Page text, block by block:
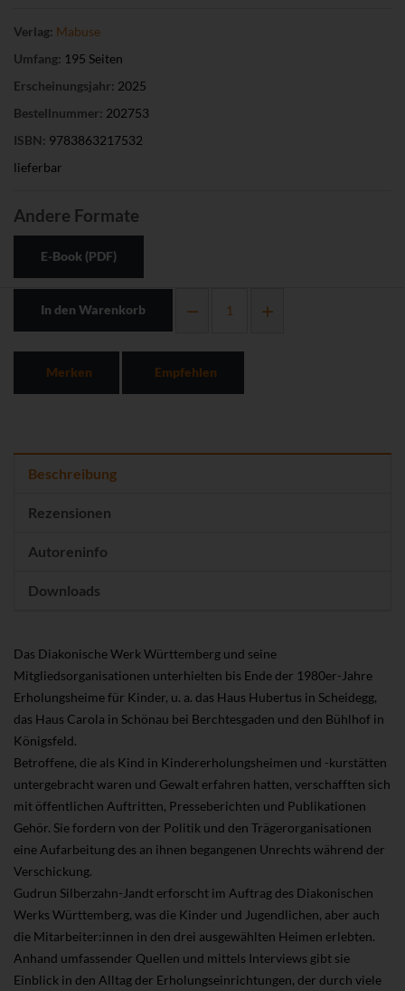
Verlag: Mabuse
Umfang: 195 Seiten
Erscheinungsjahr: 2025
Bestellnummer: 202753
ISBN: 9783863217532
lieferbar
Andere Formate
E-Book (PDF)
In den Warenkorb
Merken Empfehlen
Beschreibung
Rezensionen
Autoreninfo
Downloads
Das Diakonische Werk Württemberg und seine
Mitgliedsorganisationen unterhielten bis Ende der 1980er-Jahre
Erholungsheime für Kinder, u. a. das Haus Hubertus in Scheidegg,
das Haus Carola in Schönau bei Berchtesgaden und den Bühlhof in
Königsfeld.
Betroffene, die als Kind in Kindererholungsheimen und -kurstätten
untergebracht waren und Gewalt erfahren hatten, verschafften sich
mit öffentlichen Auftritten, Presseberichten und Publikationen
Gehör. Sie fordern von der Politik und den Trägerorganisationen
eine Aufarbeitung des an ihnen begangenen Unrechts während der
Verschickung.
Gudrun Silberzahn-Jandt erforscht im Auftrag des Diakonischen
Werks Württemberg, was die Kinder und Jugendlichen, aber auch
die Mitarbeiter:innen in den drei ausgewählten Heimen erlebten.
Anhand umfassender Quellen und mittels Interviews gibt sie
Einblick in den Alltag der Erholungseinrichtungen, der durch viele